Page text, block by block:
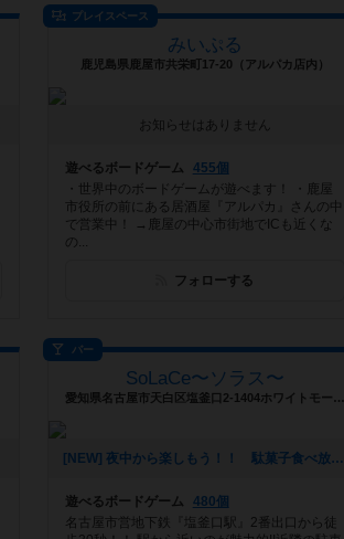
プレイスペース
みいぷる
鹿児島県鹿屋市共栄町17-20（アルパカ店内）
お知らせはありません
遊べるボードゲーム
455個
・世界中のボードゲームが遊べます！ ・鹿屋
市役所の前にある居酒屋『アルパカ』さんの中
で営業中！ →鹿屋の中心市街地でICも近くな
の...
フォローする
バー
SoLaCe〜ソラス〜
愛知県名古屋市天白区塩釜口2-1404ホワイトモール3F
[NEW] 夜中から楽しもう！！ 駄菓子食べ放題オールナイトボドゲ会（2024年08月21日 23時59分）
遊べるボードゲーム
480個
名古屋市営地下鉄『塩釜口駅』2番出口から徒